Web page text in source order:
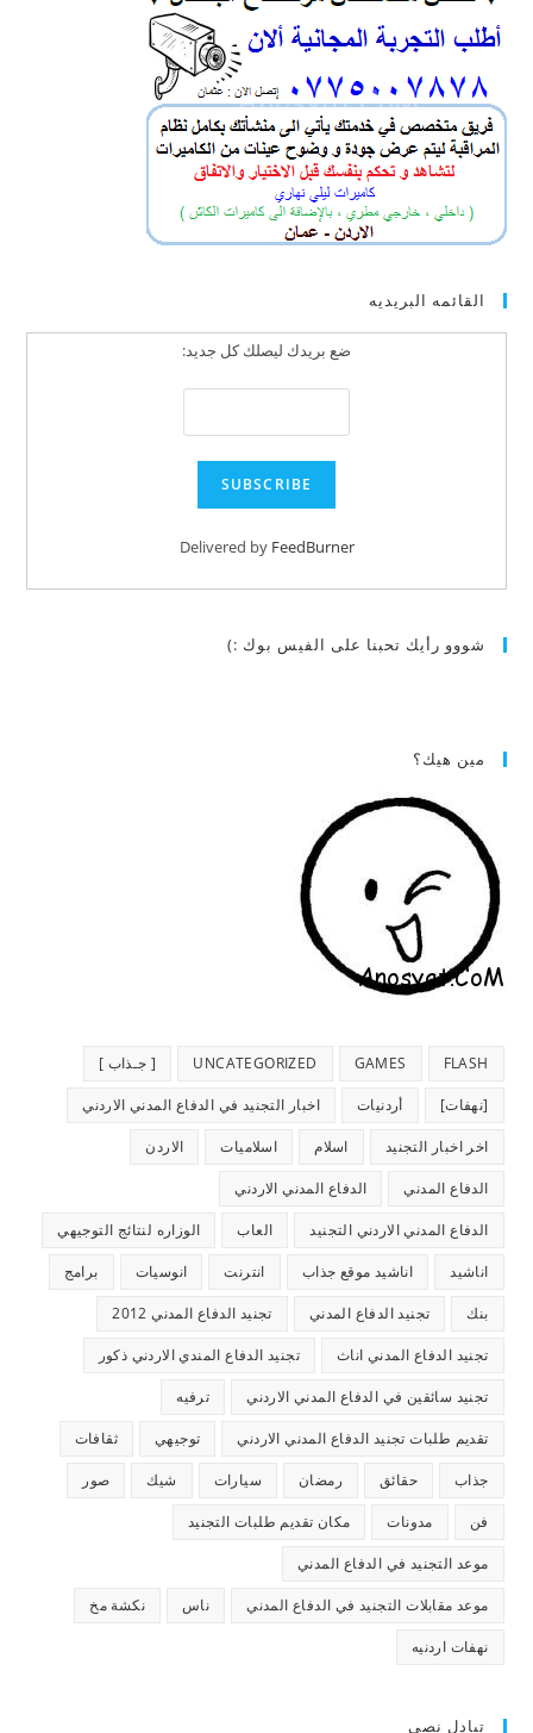
القائمه البريديه
ضع بريدك ليصلك كل جديد:
Delivered by FeedBurner
شووو رأيك تحبنا على الفيس بوك :)
مين هيك؟
FLASH
GAMES
UNCATEGORIZED [ جـذاب ]
[نهفات] أردنيات اخبار التجنيد في الدفاع المدني الاردني
اخر اخبار التجنيد اسلام اسلاميات الاردن
الدفاع المدني الدفاع المدني الاردني
الدفاع المدني الاردني التجنيد العاب الوزاره لنتائج التوجيهي
اناشيد اناشيد موقع جذاب انترنت انوسيات برامج
بنك تجنيد الدفاع المدني تجنيد الدفاع المدني 2012
تجنيد الدفاع المدني اناث تجنيد الدفاع المندي الاردني ذكور
تجنيد سائقين في الدفاع المدني الاردني ترفيه
تقديم طلبات تجنيد الدفاع المدني الاردني توجيهي ثقافات
جذاب حقائق رمضان سيارات شيك صور
فن مدونات مكان تقديم طلبات التجنيد
موعد التجنيد في الدفاع المدني
موعد مقابلات التجنيد في الدفاع المدني ناس نكشة مخ
نهفات اردنيه
تبادل نصي